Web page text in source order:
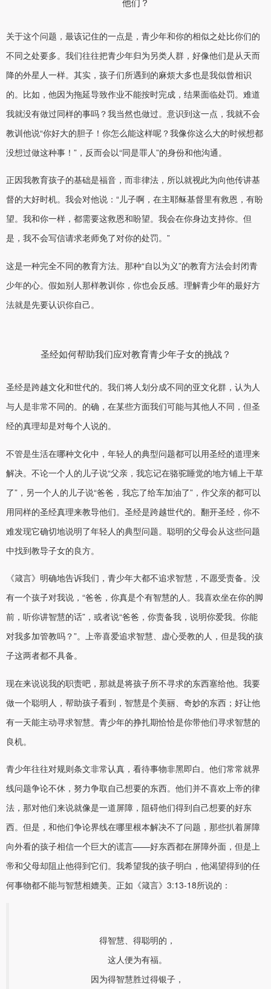
他们？
关于这个问题，最该记住的一点是，青少年和你的相似之处比你们的
不同之处要多。我们往往把青少年归为另类人群，好像他们是从天而
降的外星人一样。其实，孩子们所遇到的麻烦大多也是我似曾相识
的。比如，他因为拖延导致作业不能按时完成，结果面临处罚。难道
我就没有做过同样的事吗？我当然也做过。意识到这一点，我就不会
教训他说“你好大的胆子！你怎么能这样呢？我像你这么大的时候想都
没想过做这种事！”，反而会以“同是罪人”的身份和他沟通。
正因我教育孩子的基础是福音，而非律法，所以就视此为向他传讲基
督的大好时机。我会对他说：“儿子啊，在主耶稣基督里有救恩，有盼
望。我和你一样，都需要这救恩和盼望。我会在你身边支持你。但
是，我不会写信请求老师免了对你的处罚。”
这是一种完全不同的教育方法。那种“自以为义”的教育方法会封闭青
少年的心。假如别人那样教训你，你也会反感。理解青少年的最好方
法就是先要认识你自己。
圣经如何帮助我们应对教育青少年子女的挑战？
圣经是跨越文化和世代的。我们将人划分成不同的亚文化群，认为人
与人是非常不同的。的确，在某些方面我们可能与其他人不同，但圣
经的真理却是对每个人说的。
不管是生活在哪种文化中，年轻人的典型问题都可以用圣经的道理来
解决。不论一个人的儿子说“父亲，我忘记在骆驼睡觉的地方铺上干草
了”，另一个人的儿子说“爸爸，我忘了给车加油了”，作父亲的都可以
用同样的圣经真理来教导他们。圣经是跨越世代的。翻开圣经，你不
难发现它确切地说明了年轻人的典型问题。聪明的父母会从这些问题
中找到教导子女的良方。
《箴言》明确地告诉我们，青少年大都不追求智慧，不愿受责备。没
有一个孩子对我说，“爸爸，你真是个有智慧的人。我喜欢坐在你的脚
前，听你讲智慧的话”，或者说“爸爸，你责备我，说明你爱我。你能
对我多加管教吗？”。上帝喜爱追求智慧、虚心受教的人，但是我的孩
子这两者都不具备。
现在来说说我的职责吧，那就是将孩子所不寻求的东西塞给他。我要
做一个聪明人，帮助孩子看到，智慧是个美丽、奇妙的东西；好让他
有一天能主动寻求智慧。青少年的挣扎期恰恰是你带他们寻求智慧的
良机。
青少年往往对规则条文非常认真，看待事物非黑即白。他们常常就界
线问题争论不休，努力争取自己想要的东西。他们并不喜欢上帝的律
法，那对他们来说就像是一道屏障，阻碍他们得到自己想要的好东
西。但是，和他们争论界线在哪里根本解决不了问题，那些扒着屏障
向外看的孩子相信一个巨大的谎言——好东西都在屏障外面，但是上
帝和父母却阻止他得到它们。我希望我的孩子明白，他渴望得到的任
何事物都不能与智慧相媲美。正如《箴言》3:13-18所说的：
得智慧、得聪明的，
这人便为有福。
因为得智慧胜过得银子，